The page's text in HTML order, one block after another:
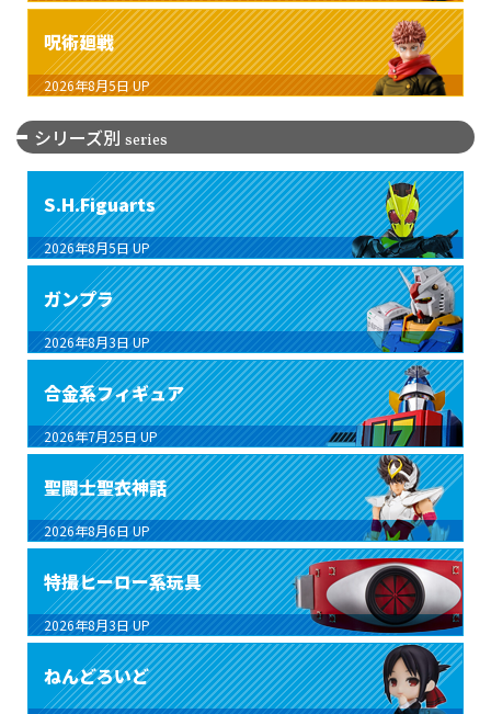
呪術廻戦
2026年8月5日 UP
シリーズ別 series
S.H.Figuarts
2026年8月5日 UP
ガンプラ
2026年8月3日 UP
合金系フィギュア
2026年7月25日 UP
聖闘士聖衣神話
2026年8月6日 UP
特撮ヒーロー系玩具
2026年8月3日 UP
ねんどろいど